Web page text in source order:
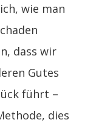
wie man
dass wir
Gutes
führt –
dies